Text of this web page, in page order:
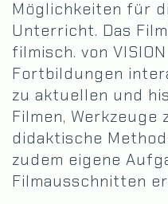
Möglichkeiten für
Unterricht. Das
filmisch. von
Fortbildungen
zu aktuellen und
Filmen, Werkzeuge
didaktische
zudem eigene
Filmausschnitten